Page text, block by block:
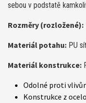
sebou v podstatě
Rozměry (rozložené):
Materiál potahu: PU
Materiál konstrukce:
Odolné proti
Konstrukce z